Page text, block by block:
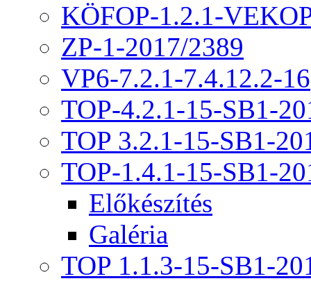
KÖFOP-1.2.1-
ZP-1-2017/2389
VP6-7.2.1-7.4.12.2-16
TOP-4.2.1-15-SB1-
TOP 3.2.1-15-SB1-
TOP-1.4.1-15-SB1-
Előkészítés
Galéria
TOP 1.1.3-15-SB1-